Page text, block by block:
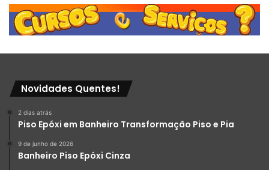
Novidades Quentes!
2 dias atrás
Piso Epóxi em Banheiro Transformação Piso e Pia
9 de junho de 2026
Banheiro Piso Epóxi Cinza